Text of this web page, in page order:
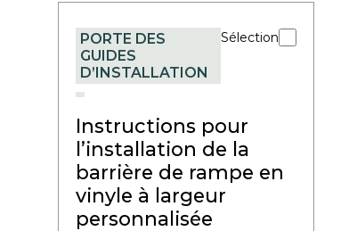
PORTE DES
GUIDES
D’INSTALLATION
Sélection
Instructions pour
l’installation de la
barrière de rampe en
vinyle à largeur
personnalisée